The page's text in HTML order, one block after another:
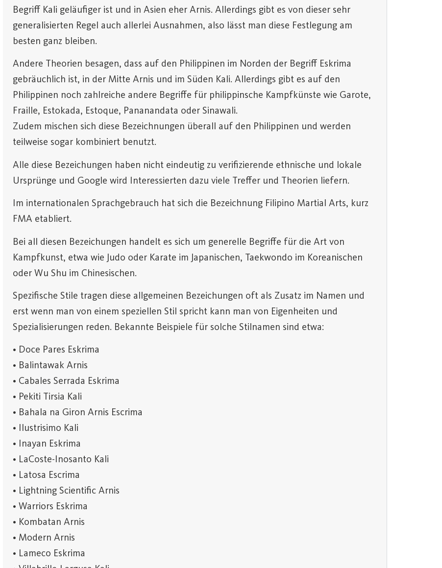
Begriff Kali geläufiger ist und in Asien eher Arnis. Allerdings gibt es von dieser sehr
generalisierten Regel auch allerlei Ausnahmen, also lässt man diese Festlegung am
besten ganz bleiben.
Andere Theorien besagen, dass auf den Philippinen im Norden der Begriff Eskrima
gebräuchlich ist, in der Mitte Arnis und im Süden Kali. Allerdings gibt es auf den
Philippinen noch zahlreiche andere Begriffe für philippinsche Kampfkünste wie Garote,
Fraille, Estokada, Estoque, Pananandata oder Sinawali.
Zudem mischen sich diese Bezeichnungen überall auf den Philippinen und werden
teilweise sogar kombiniert benutzt.
Alle diese Bezeichungen haben nicht eindeutig zu verifizierende ethnische und lokale
Ursprünge und Google wird Interessierten dazu viele Treffer und Theorien liefern.
Im internationalen Sprachgebrauch hat sich die Bezeichnung Filipino Martial Arts, kurz
FMA etabliert.
Bei all diesen Bezeichungen handelt es sich um generelle Begriffe für die Art von
Kampfkunst, etwa wie Judo oder Karate im Japanischen, Taekwondo im Koreanischen
oder Wu Shu im Chinesischen.
Spezifische Stile tragen diese allgemeinen Bezeichungen oft als Zusatz im Namen und
erst wenn man von einem speziellen Stil spricht kann man von Eigenheiten und
Spezialisierungen reden. Bekannte Beispiele für solche Stilnamen sind etwa:
• Doce Pares Eskrima
• Balintawak Arnis
• Cabales Serrada Eskrima
• Pekiti Tirsia Kali
• Bahala na Giron Arnis Escrima
• Ilustrisimo Kali
• Inayan Eskrima
• LaCoste-Inosanto Kali
• Latosa Escrima
• Lightning Scientific Arnis
• Warriors Eskrima
• Kombatan Arnis
• Modern Arnis
• Lameco Eskrima